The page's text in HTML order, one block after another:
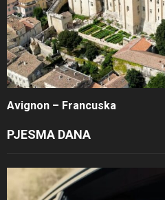
Avignon – Francuska
PJESMA DANA